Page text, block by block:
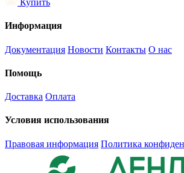
Купить
Информация
Документация Новости Контакты О нас
Помощь
Доставка Оплата
Условия использования
Правовая информация Политика